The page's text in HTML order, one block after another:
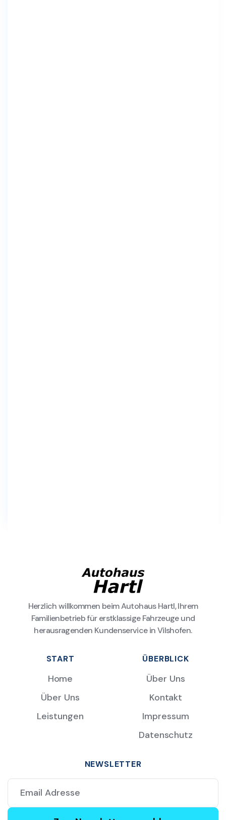
Herzlich willkommen beim Autohaus Hartl, Ihrem
Familienbetrieb für erstklassige Fahrzeuge und
herausragenden Kundenservice in Vilshofen.
START
Home
Über Uns
Leistungen
ÜBERBLICK
Über Uns
Kontakt
Impressum
Datenschutz
NEWSLETTER